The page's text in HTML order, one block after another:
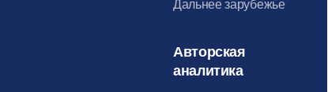
Дальнее зарубежье
Авторская
аналитика